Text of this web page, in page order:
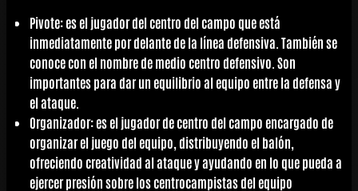
Pivote: es el jugador del centro del campo que está
inmediatamente por delante de la línea defensiva. También se
conoce con el nombre de medio centro defensivo. Son
importantes para dar un equilibrio al equipo entre la defensa y
el ataque.
Organizador: es el jugador de centro del campo encargado de
organizar el juego del equipo, distribuyendo el balón,
ofreciendo creatividad al ataque y ayudando en lo que pueda a
ejercer presión sobre los centrocampistas del equipo